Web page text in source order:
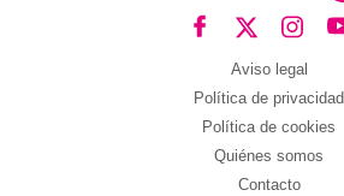
Aviso legal
Política de privacidad
Política de cookies
Quiénes somos
Contacto